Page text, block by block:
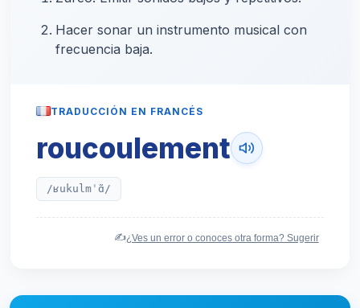
Hacer sonar un instrumento musical con
frecuencia baja.
TRADUCCIÓN EN FRANCÉS
roucoulement
/ʁukulmˈɑ̃/
✍️¿Ves un error o conoces otra forma? Sugerir